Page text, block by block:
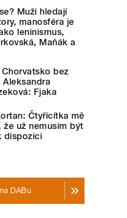
Muži hledají
manosféra je
leninismus,
Maňák a
bez
Aleksandra
Fjaka
Čtyřicítka mě
že už nemusím být
dispozici
DABu